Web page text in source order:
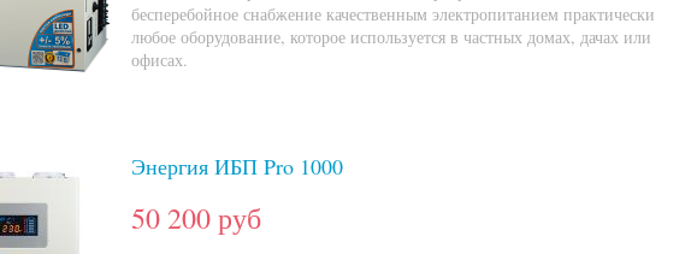
бесперебойное снабжение качественным электропитанием практически
любое оборудование, которое используется в частных домах, дачах или
офисах.
Энергия ИБП Pro 1000
50 200 руб